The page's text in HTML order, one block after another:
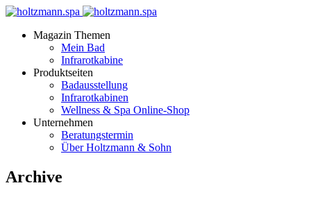
Magazin Themen
Mein Bad
Infrarotkabine
Produktseiten
Badausstellung
Infrarotkabinen
Wellness & Spa Online-Shop
Unternehmen
Beratungstermin
Über Holtzmann & Sohn
Archive